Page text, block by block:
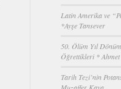
Latin Amerika ve
*Ayşe Tansever
50. Ölüm Yıl
Öğrettikleri *
Tarih Tezi’nin